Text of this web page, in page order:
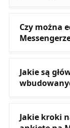
Czy można
Jakie są
Jakie kroki